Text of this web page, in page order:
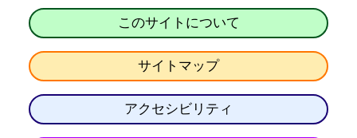
このサイトについて
サイトマップ
アクセシビリティ